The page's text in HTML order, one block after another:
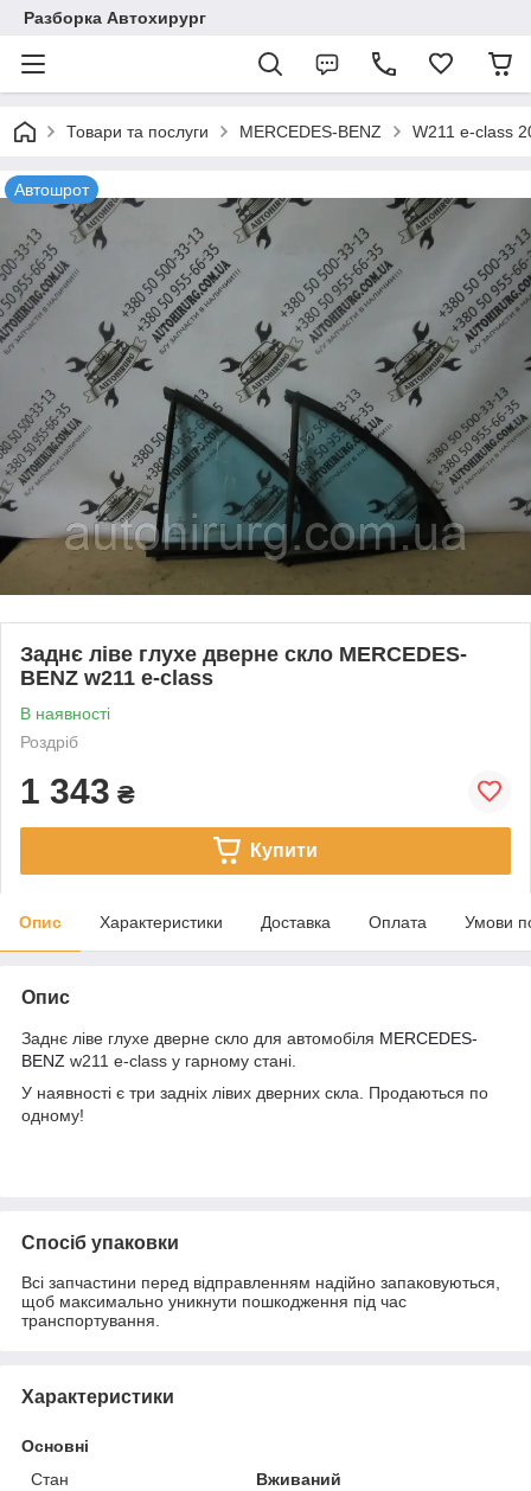
Разборка Автохирург
Товари та послуги MERCEDES-BENZ W211 e-class
Автошрот
Заднє ліве глухе дверне скло MERCEDES-
BENZ w211 e-class
В наявності
Роздріб
1 343 ₴
Купити
Опис Характеристики Доставка Оплата Умови
Опис
Заднє ліве глухе дверне скло для автомобіля MERCEDES-
BENZ w211 e-class у гарному стані.
У наявності є три задніх лівих дверних скла. Продаються по
одному!
Спосіб упаковки
Всі запчастини перед відправленням надійно запаковуються,
щоб максимально уникнути пошкодження під час
транспортування.
Характеристики
Основні
Стан
Вживаний